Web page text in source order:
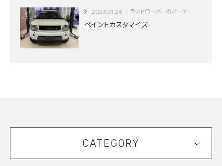
2023.01.26 ランドローバーのパーツ
ペイントカスタマイズ
CATEGORY